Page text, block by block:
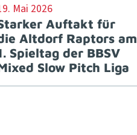
Mai 2026
Auftakt für
Altdorf Raptors am
Spieltag der BBSV
Slow Pitch Liga